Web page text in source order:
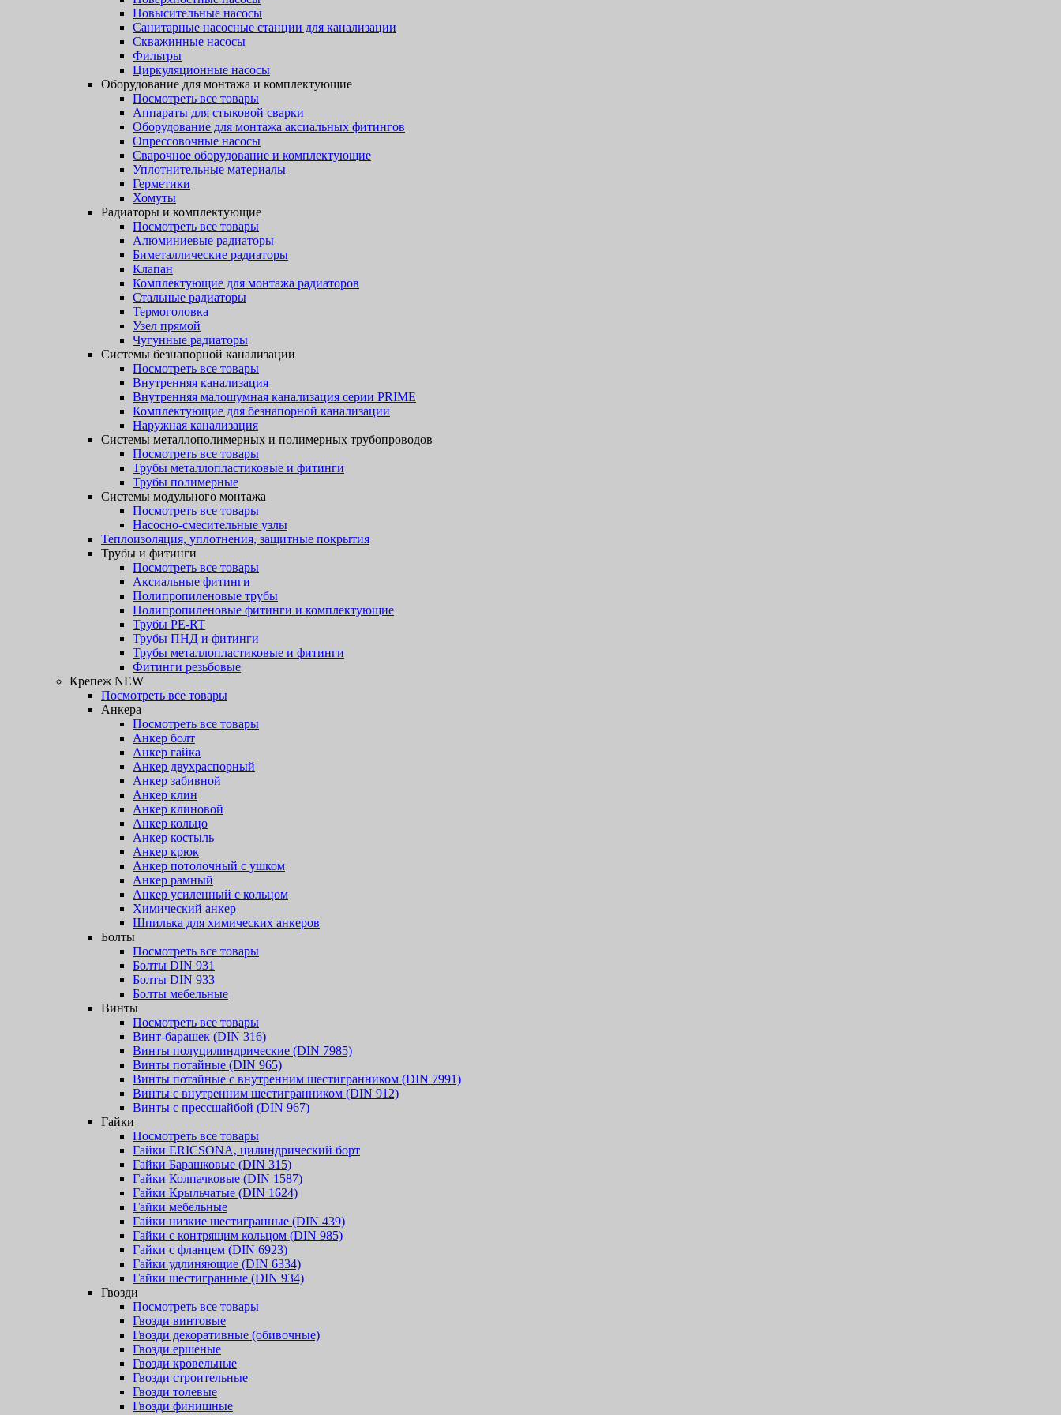
Повысительные насосы
Санитарные насосные станции для канализации
Скважинные насосы
Фильтры
Циркуляционные насосы
Оборудование для монтажа и комплектующие
Посмотреть все товары
Аппараты для стыковой сварки
Оборудование для монтажа аксиальных фитингов
Опрессовочные насосы
Сварочное оборудование и комплектующие
Уплотнительные материалы
Герметики
Хомуты
Радиаторы и комплектующие
Посмотреть все товары
Алюминиевые радиаторы
Биметаллические радиаторы
Клапан
Комплектующие для монтажа радиаторов
Стальные радиаторы
Термоголовка
Узел прямой
Чугунные радиаторы
Системы безнапорной канализации
Посмотреть все товары
Внутренняя канализация
Внутренняя малошумная канализация серии PRIME
Комплектующие для безнапорной канализации
Наружная канализация
Системы металлополимерных и полимерных трубопроводов
Посмотреть все товары
Трубы металлопластиковые и фитинги
Трубы полимерные
Системы модульного монтажа
Посмотреть все товары
Насосно-смесительные узлы
Теплоизоляция, уплотнения, защитные покрытия
Трубы и фитинги
Посмотреть все товары
Аксиальные фитинги
Полипропиленовые трубы
Полипропиленовые фитинги и комплектующие
Трубы PE-RT
Трубы ПНД и фитинги
Трубы металлопластиковые и фитинги
Фитинги резьбовые
Крепеж NEW
Посмотреть все товары
Анкера
Посмотреть все товары
Анкер болт
Анкер гайка
Анкер двухраспорный
Анкер забивной
Анкер клин
Анкер клиновой
Анкер кольцо
Анкер костыль
Анкер крюк
Анкер потолочный с ушком
Анкер рамный
Анкер усиленный с кольцом
Химический анкер
Шпилька для химических анкеров
Болты
Посмотреть все товары
Болты DIN 931
Болты DIN 933
Болты мебельные
Винты
Посмотреть все товары
Винт-барашек (DIN 316)
Винты полуцилиндрические (DIN 7985)
Винты потайные (DIN 965)
Винты потайные с внутренним шестигранником (DIN 7991)
Винты с внутренним шестигранником (DIN 912)
Винты с прессшайбой (DIN 967)
Гайки
Посмотреть все товары
Гайки ERICSONA, цилиндрический борт
Гайки Барашковые (DIN 315)
Гайки Колпачковые (DIN 1587)
Гайки Крыльчатые (DIN 1624)
Гайки мебельные
Гайки низкие шестигранные (DIN 439)
Гайки с контрящим кольцом (DIN 985)
Гайки с фланцем (DIN 6923)
Гайки удлиняющие (DIN 6334)
Гайки шестигранные (DIN 934)
Гвозди
Посмотреть все товары
Гвозди винтовые
Гвозди декоративные (обивочные)
Гвозди ершеные
Гвозди кровельные
Гвозди строительные
Гвозди толевые
Гвозди финишные